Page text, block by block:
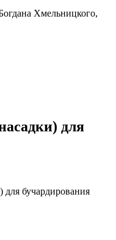
Хмельницкого,
для
бучардирования